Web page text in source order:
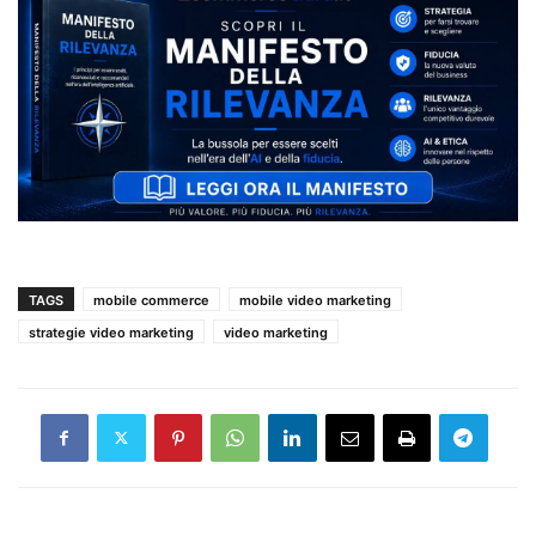
TAGS mobile commerce
mobile video marketing
strategie video marketing
video marketing